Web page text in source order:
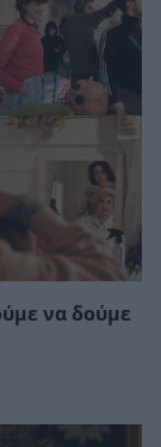
να δούμε